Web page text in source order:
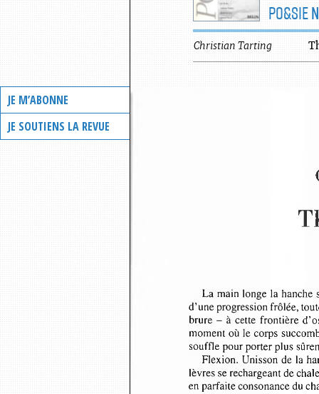
JE M’ABONNE
JE SOUTIENS LA REVUE
PO&SIE
Christian Tarting
La main longe la
d’une progression frôlée,
brure -  à  cette  frontière
moment où le corps
souffle pour porter plus
Flexion.  Unisson de la
lèvres se rechargeant de
en parfaite consonance du